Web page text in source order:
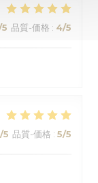
品質-価格 : 4/5
/5 品質-価格 : 5/5